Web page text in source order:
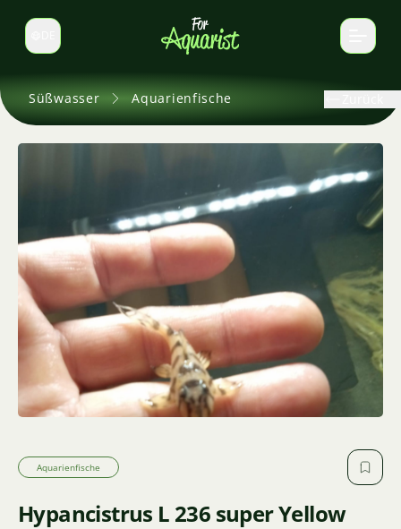
Sprache wechseln
Süßwasser Aquarienfische
Aquarienfische
Hypancistrus L 236 super Yellow